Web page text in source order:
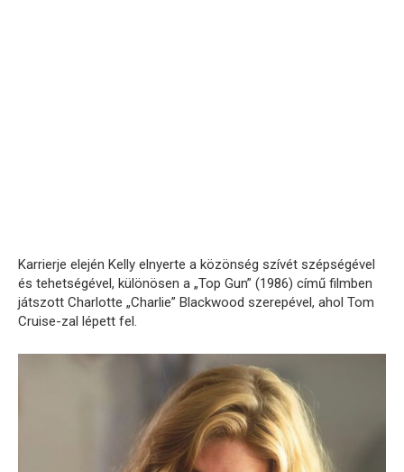
Karrierje elején Kelly elnyerte a közönség szívét szépségével
és tehetségével, különösen a „Top Gun” (1986) című filmben
játszott Charlotte „Charlie” Blackwood szerepével, ahol Tom
Cruise-zal lépett fel.